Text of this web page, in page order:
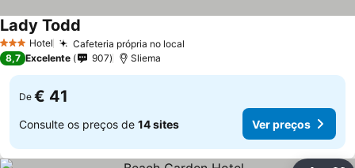
3 EstrelasHotel Cafeteria própria no local
Lady Todd
8,7 Excelente 907 Sliema
De € 41
Consulte os preços de 14 sites Ver preços